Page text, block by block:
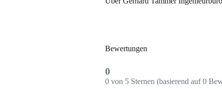
Bewertungen
0
0 von 5 Sternen (basierend auf 0